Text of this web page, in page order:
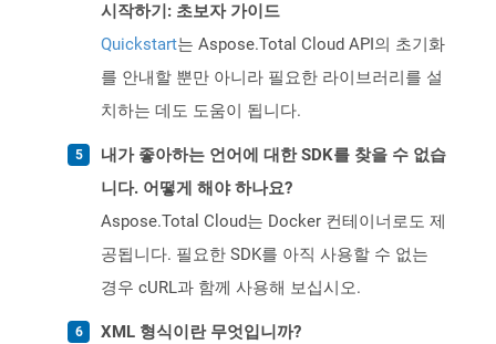
시작하기: 초보자 가이드
Quickstart는 Aspose.Total Cloud API의 초기화
를 안내할 뿐만 아니라 필요한 라이브러리를 설
치하는 데도 도움이 됩니다.
내가 좋아하는 언어에 대한 SDK를 찾을 수 없습
니다. 어떻게 해야 하나요?
Aspose.Total Cloud는 Docker 컨테이너로도 제
공됩니다. 필요한 SDK를 아직 사용할 수 없는
경우 cURL과 함께 사용해 보십시오.
XML 형식이란 무엇입니까?